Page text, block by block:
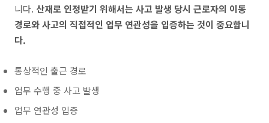
니다. 산재로 인정받기 위해서는 사고 발생 당시 근로자의 이동
경로와 사고의 직접적인 업무 연관성을 입증하는 것이 중요합니
다.
통상적인 출근 경로
업무 수행 중 사고 발생
업무 연관성 입증